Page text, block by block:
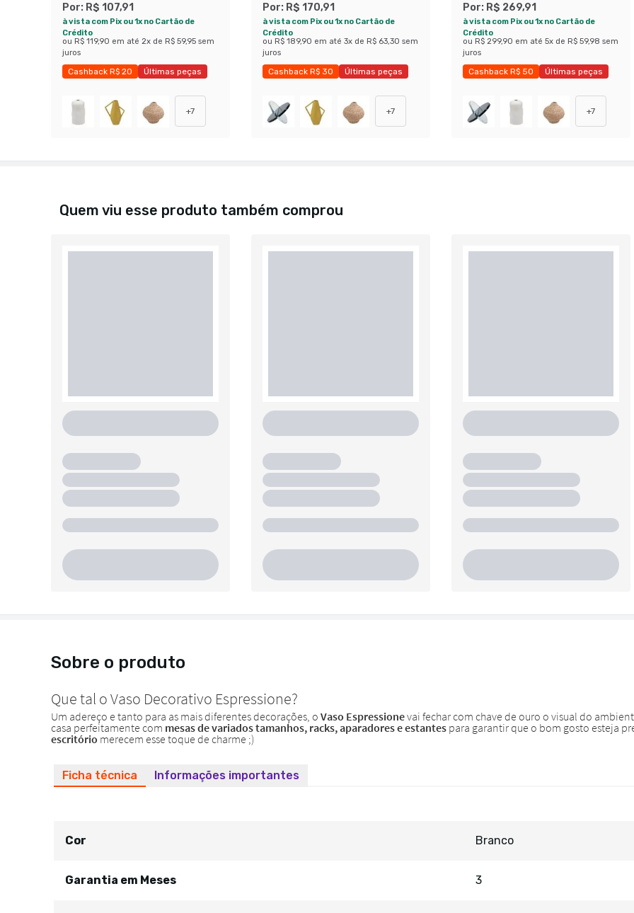
Por: R$ 107,91
à vista com Pix ou 1x no Cartão de
Crédito
ou R$ 119,90 em até 2x de R$ 59,95 sem
juros
Cashback R$ 20
Últimas peças
+7
Por: R$ 170,91
à vista com Pix ou 1x no Cartão de
Crédito
ou R$ 189,90 em até 3x de R$ 63,30 sem
juros
Cashback R$ 30
Últimas peças
+7
Por: R$ 269,91
à vista com Pix ou 1x no Cartão de
Crédito
ou R$ 299,90 em até 5x de R$ 59,98 sem
juros
Cashback R$ 50
Últimas peças
+7
Quem viu esse produto também comprou
Sobre o produto
Ficha técnica Informações importantes
Cor Branco
Garantia em Meses 3